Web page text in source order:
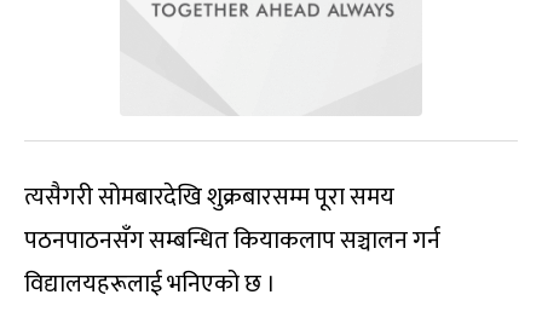
त्यसैगरी सोमबारदेखि शुक्रबारसम्म पूरा समय
पठनपाठनसँग सम्बन्धित कियाकलाप सञ्चालन गर्न
विद्यालयहरूलाई भनिएको छ ।